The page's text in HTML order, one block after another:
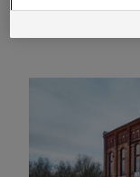
Daten, sofern Sie dem
eines Porsche